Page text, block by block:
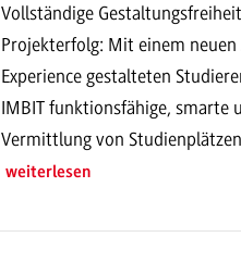
Vollständige
Projekterfolg: Mit einem
Experience gestalteten
IMBIT funktionsfähige, smarte
Vermittlung von
weiterlesen